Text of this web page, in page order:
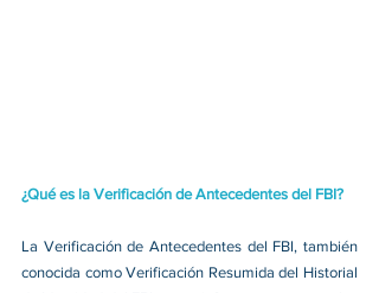
¿Qué es la Verificación de Antecedentes del FBI?
La Verificación de Antecedentes del FBI, también
conocida como Verificación Resumida del Historial